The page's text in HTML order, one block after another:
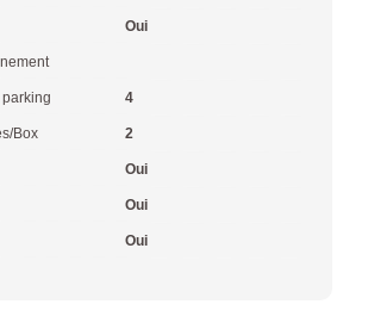
Oui
4
Box 2
Oui
Oui
Oui